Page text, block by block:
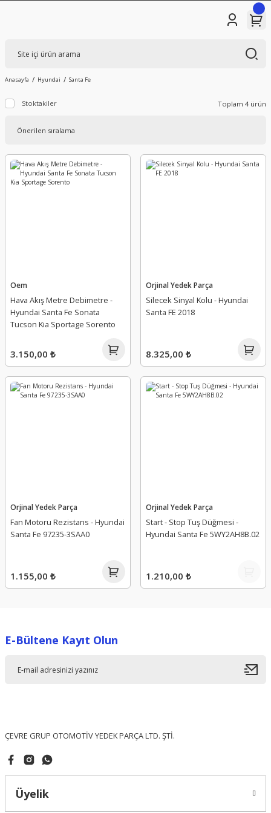
Anasayfa Hyundai Santa Fe
Stoktakiler Toplam 4 ürün
Oem
Hava Akış Metre Debimetre -
Hyundai Santa Fe Sonata
Tucson Kia Sportage Sorento
3.150,00 ₺
Orjinal Yedek Parça
Silecek Sinyal Kolu - Hyundai
Santa FE 2018
8.325,00 ₺
Orjinal Yedek Parça
Fan Motoru Rezistans - Hyundai
Santa Fe 97235-3SAA0
1.155,00 ₺
Orjinal Yedek Parça
Start - Stop Tuş Düğmesi -
Hyundai Santa Fe 5WY2AH8B.02
1.210,00 ₺
E-Bültene Kayıt Olun
ÇEVRE GRUP OTOMOTİV YEDEK PARÇA LTD. ŞTİ.
Üyelik